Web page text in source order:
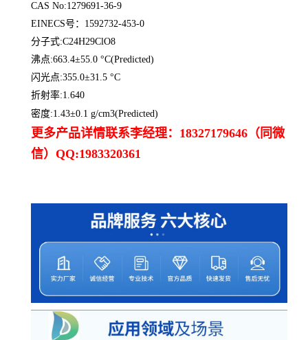
CAS No:1279691-36-9
EINECS号：1592732-453-0
分子式:C24H29ClO8
沸点:663.4±55.0 °C(Predicted)
闪光点:355.0±31.5 °C
折射率:1.640
密度:1.43±0.1 g/cm3(Predicted)
更多产品详情联系李经理：18327179646（同微
信）QQ:1983320361